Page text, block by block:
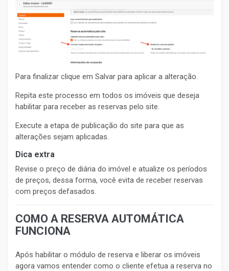
Para finalizar clique em Salvar para aplicar a alteração.
Repita este processo em todos os imóveis que deseja
habilitar para receber as reservas pelo site.
Execute a etapa de publicação do site para que as
alterações sejam aplicadas.
Dica extra
Revise o preço de diária do imóvel e atualize os períodos
de preços, dessa forma, você evita de receber reservas
com preços defasados.
COMO A RESERVA AUTOMÁTICA
FUNCIONA
Após habilitar o módulo de reserva e liberar os imóveis
agora vamos entender como o cliente efetua a reserva no